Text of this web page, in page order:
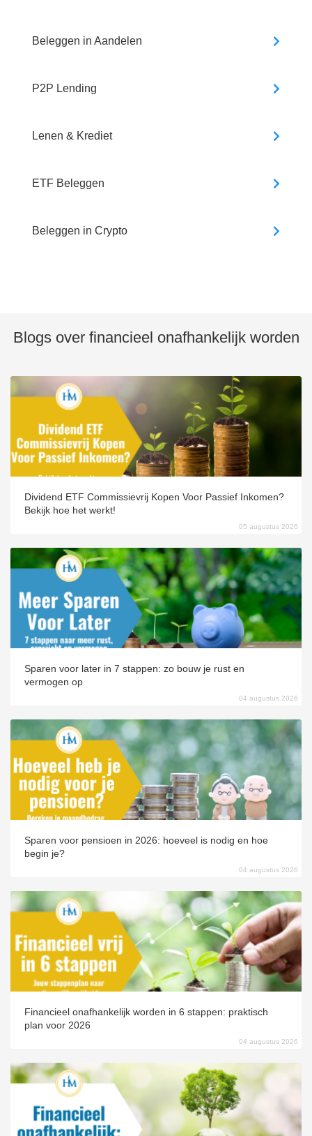
Beleggen in Aandelen
P2P Lending
Lenen & Krediet
ETF Beleggen
Beleggen in Crypto
Blogs over financieel onafhankelijk worden
Dividend ETF Commissievrij Kopen Voor Passief Inkomen?
Bekijk hoe het werkt!
05 augustus 2026
Sparen voor later in 7 stappen: zo bouw je rust en
vermogen op
04 augustus 2026
Sparen voor pensioen in 2026: hoeveel is nodig en hoe
begin je?
04 augustus 2026
Financieel onafhankelijk worden in 6 stappen: praktisch
plan voor 2026
04 augustus 2026